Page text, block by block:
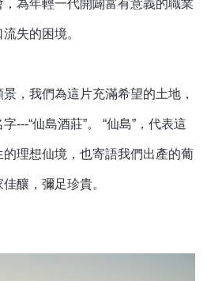
為年輕一代開闢富有意義的職業
失的困境。
，我們為這片充滿希望的土地，
---“仙島酒莊”。 “仙島”，代表這
理想仙境，也寄語我們出產的葡
釀，彌足珍貴。